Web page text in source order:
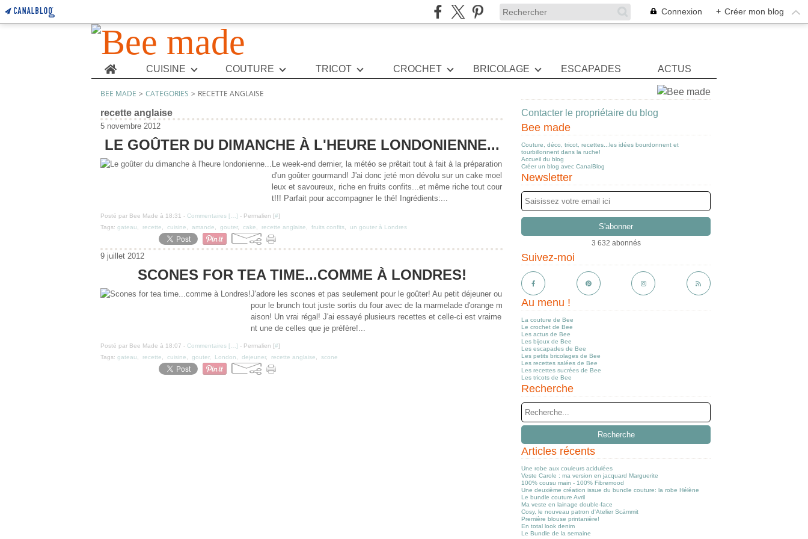
Connexion + Créer mon blog
Home CUISINE COUTURE TRICOT CROCHET BRICOLAGE ESCAPADES ACTUS
BEE MADE > CATEGORIES > RECETTE ANGLAISE
recette anglaise
5 novembre 2012
LE GOÛTER DU DIMANCHE À L'HEURE LONDONIENNE...
Le week-end dernier, la météo se prêtait tout à fait à la préparation
d'un goûter gourmand! J'ai donc jeté mon dévolu sur un cake moel
leux et savoureux, riche en fruits confits...et même riche tout cour
t!!! Parfait pour accompagner le thé! Ingrédients:...
Posté par Bee Made à 18:31 - Commentaires [ ] - Permalien [#]
Tags: gateau recette cuisine amande gouter, cake recette anglaise fruits confits un gouter à Londres
9 juillet 2012
SCONES FOR TEA TIME...COMME À LONDRES!
J'adore les scones et pas seulement pour le goûter! Au petit déjeuner ou
pour le brunch tout juste sortis du four avec de la marmelade d'orange m
aison! Un vrai régal! J'ai essayé plusieurs recettes et celle-ci est vraime
nt une de celles que je préfère!...
Posté par Bee Made à 18:07 - Commentaires [ ] - Permalien [#]
Tags: gateau recette cuisine gouter, London dejeuner, recette anglaise scone
Contacter le propriétaire du blog
Bee made
Couture, déco, tricot, recettes...les idées bourdonnent et
tourbillonnent dans la ruche!
Accueil du blog
Créer un blog avec CanalBlog
Newsletter
3 632 abonnés
Suivez-moi
Au menu !
La couture de Bee
Le crochet de Bee
Les actus de Bee
Les bijoux de Bee
Les escapades de Bee
Les petits bricolages de Bee
Les recettes salées de Bee
Les recettes sucrées de Bee
Les tricots de Bee
Recherche
Articles récents
Une robe aux couleurs acidulées
Veste Carole : ma version en jacquard Marguerite
100% cousu main - 100% Fibremood
Une deuxième création issue du bundle couture: la robe Hélène
Le bundle couture Avril
Ma veste en lainage double-face
Cosy, le nouveau patron d'Atelier Scämmit
Première blouse printanière!
En total look denim
Le Bundle de la semaine